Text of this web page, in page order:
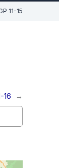
11-15
16 →